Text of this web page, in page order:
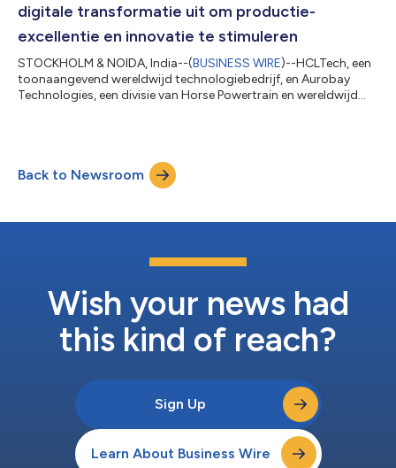
digitale transformatie uit om productie-
excellentie en innovatie te stimuleren
STOCKHOLM & NOIDA, India--(BUSINESS WIRE)--HCLTech, een
toonaangevend wereldwijd technologiebedrijf, en Aurobay
Technologies, een divisie van Horse Powertrain en wereldwijd
groeistrategie van Aurobay te ondersteunen. Door de
uitgebreide samenwerking wordt HCLTech de vertrouwde
partner van Aurobay Technologies voor het beheer en de...
Back to Newsroom
Wish your news had
this kind of reach?
Sign Up
Learn About Business Wire